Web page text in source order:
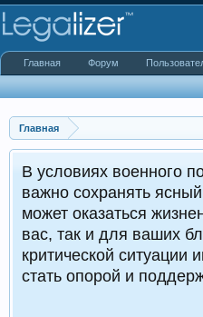
Главная
военного положения в
ясный ум и
жизненно важным
для ваших близких, ведь
ситуации именно вы
и поддержкой для
Главная Форум